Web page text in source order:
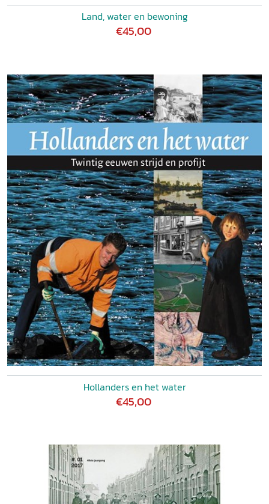
Land, water en bewoning
€45,00
Hollanders en het water
€45,00